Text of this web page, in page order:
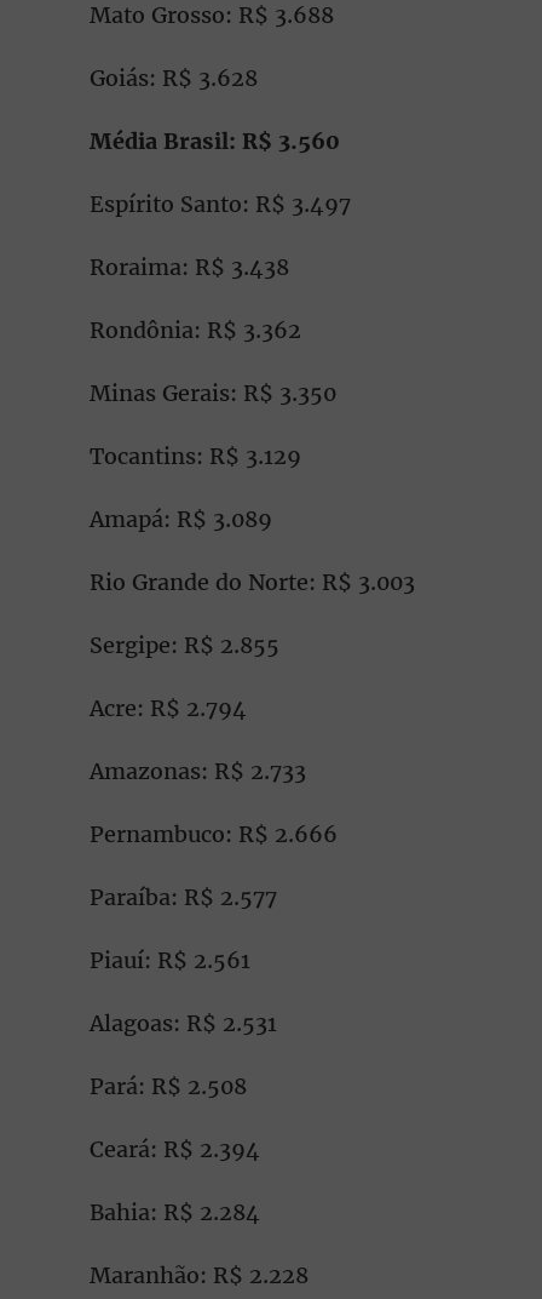
Mato Grosso: R$ 3.688
Goiás: R$ 3.628
Média Brasil: R$ 3.560
Espírito Santo: R$ 3.497
Roraima: R$ 3.438
Rondônia: R$ 3.362
Minas Gerais: R$ 3.350
Tocantins: R$ 3.129
Amapá: R$ 3.089
Rio Grande do Norte: R$ 3.003
Sergipe: R$ 2.855
Acre: R$ 2.794
Amazonas: R$ 2.733
Pernambuco: R$ 2.666
Paraíba: R$ 2.577
Piauí: R$ 2.561
Alagoas: R$ 2.531
Pará: R$ 2.508
Ceará: R$ 2.394
Bahia: R$ 2.284
Maranhão: R$ 2.228